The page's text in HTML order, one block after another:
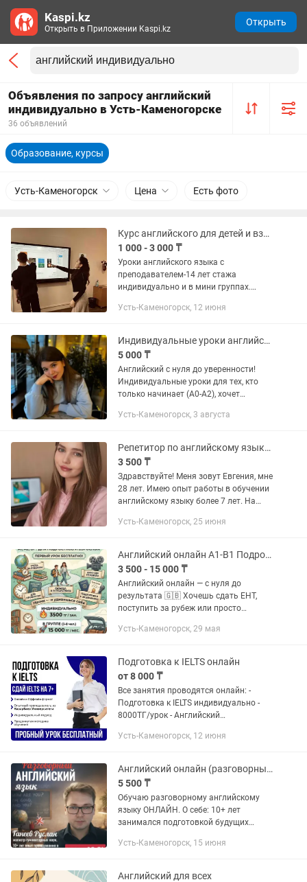
Объявления по запросу английский
индивидуально в Усть-Каменогорске
36 объявлений
Образование, курсы
Усть-Каменогорск Цена Есть фото
Курс английского для детей и взрослых. Индивидуально и в мини-группах.
1 000 - 3 000 ₸
Уроки английского языка с
преподавателем-14 лет стажа
индивидуально и в мини группах.
результат с первого месяца • Через 3
простыми...
Усть-Каменогорск, 12 июня
Индивидуальные уроки английского языка онлайн
5 000 ₸
Английский с нуля до уверенности!
Индивидуальные уроки для тех, кто
только начинает (A0-A2), хочет
разобраться в запутанных темах. 💬
Усть-Каменогорск, 3 августа
Репетитор по английскому языку (онлайн)
3 500 ₸
Здравствуйте! Меня зовут Евгения, мне
28 лет. Имею опыт работы в обучении
английскому языку более 7 лет. На
слух, говорение, пополняем лексику и
Усть-Каменогорск, 25 июня
Английский онлайн A1-B1 Подростки и взрослые
3 500 - 15 000 ₸
Английский онлайн — с нуля до
результата 🇬🇧 Хочешь сдать ЕНТ,
поступить за рубеж или просто
уровнями A1, A2, B1 — подростки и
— 3...
Усть-Каменогорск, 29 мая
Подготовка к IELTS онлайн
от 8 000 ₸
Все занятия проводятся онлайн: -
Подготовка к IELTS индивидуально -
8000ТГ/урок - Английский
Опытный преподаватель, выпускник
Усть-Каменогорск, 12 июня
Английский онлайн (разговорный) уровни А2-С1
5 500 ₸
Обучаю разговорному английскому
языку ОНЛАЙН. О себе: 10+ лет
занимался подготовкой будущих
вузах РК. Работал переводчиком.
Стамбуле....
Усть-Каменогорск, 15 июня
Английский для всех
Kaspi.kz
Открыть в Приложении Kaspi.kz
Открыть